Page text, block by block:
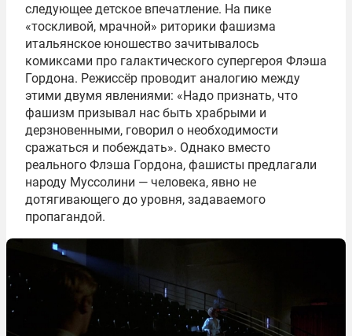
следующее детское впечатление. На пике
«тоскливой, мрачной» риторики фашизма
итальянское юношество зачитывалось
комиксами про галактического супергероя Флэша
Гордона. Режиссёр проводит аналогию между
этими двумя явлениями: «Надо признать, что
фашизм призывал нас быть храбрыми и
дерзновенными, говорил о необходимости
сражаться и побеждать». Однако вместо
реального Флэша Гордона, фашисты предлагали
народу Муссолини — человека, явно не
дотягивающего до уровня, задаваемого
пропагандой.